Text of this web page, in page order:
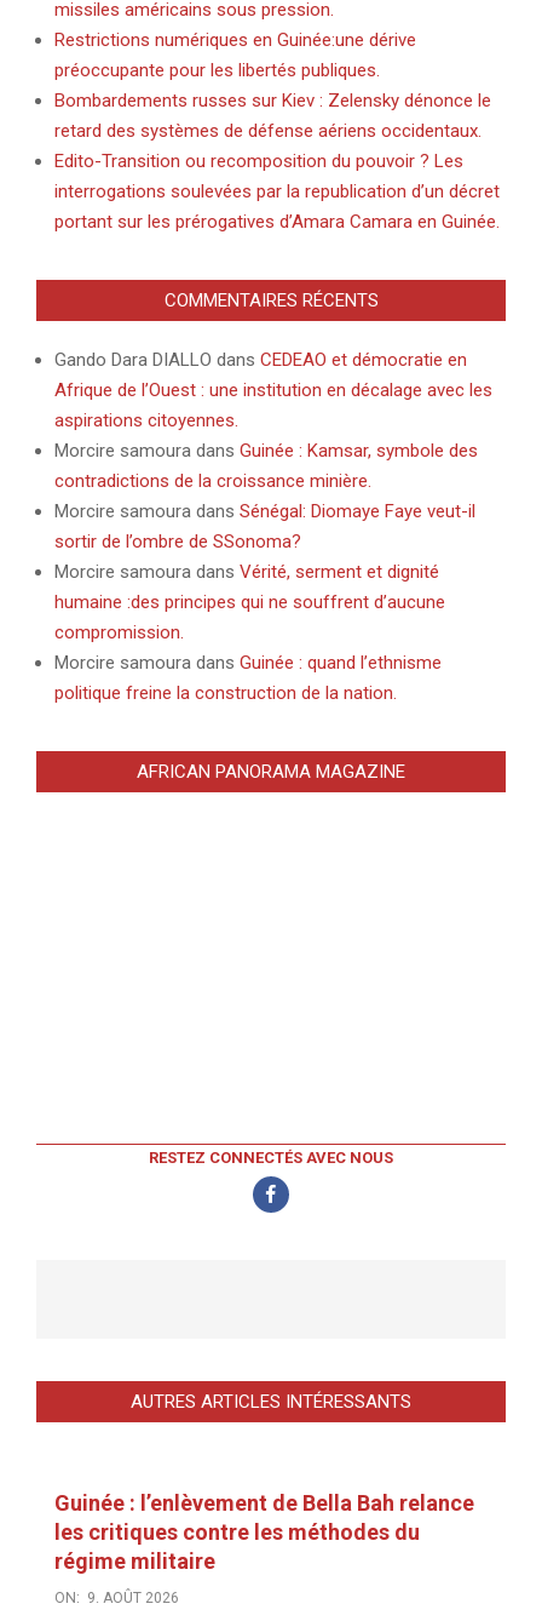
missiles américains sous pression.
Restrictions numériques en Guinée:une dérive
préoccupante pour les libertés publiques.
Bombardements russes sur Kiev : Zelensky dénonce le
retard des systèmes de défense aériens occidentaux.
Edito-Transition ou recomposition du pouvoir ? Les
interrogations soulevées par la republication d’un décret
portant sur les prérogatives d’Amara Camara en Guinée.
COMMENTAIRES RÉCENTS
Gando Dara DIALLO dans CEDEAO et démocratie en
Afrique de l’Ouest : une institution en décalage avec les
aspirations citoyennes.
Morcire samoura dans Guinée : Kamsar, symbole des
contradictions de la croissance minière.
Morcire samoura dans Sénégal: Diomaye Faye veut-il
sortir de l’ombre de SSonoma?
Morcire samoura dans Vérité, serment et dignité
humaine :des principes qui ne souffrent d’aucune
compromission.
Morcire samoura dans Guinée : quand l’ethnisme
politique freine la construction de la nation.
AFRICAN PANORAMA MAGAZINE
RESTEZ CONNECTÉS AVEC NOUS
AUTRES ARTICLES INTÉRESSANTS
Guinée : l’enlèvement de Bella Bah relance
les critiques contre les méthodes du
régime militaire
ON: 9. AOÛT 2026